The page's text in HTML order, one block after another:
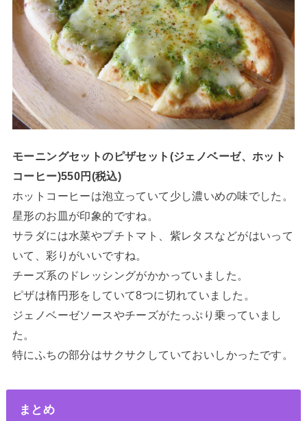
モーニングセットのピザセット(ジェノベーゼ、ホット
コーヒー)550円 (税込)
ホットコーヒーは泡立っていて少し濃いめの味でした。
星形のお皿が印象的ですね。
サラダには水菜やプチトマト、紫レタスなどがはいって
いて、彩りがいいですね。
チーズ系のドレッシングがかかっていました。
ピザは楕円形をしていて8つに切れていました。
ジェノベーゼソースやチーズがたっぷり乗っていまし
た。
特にふちの部分はサクサクしていておいしかったです。
まとめ